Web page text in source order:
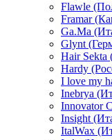
Flawle
Framar
Ga.Ma
Glynt
Hair Sekta
Hardy
I love my
Inebrya
Innovator
Insight
ItalWax